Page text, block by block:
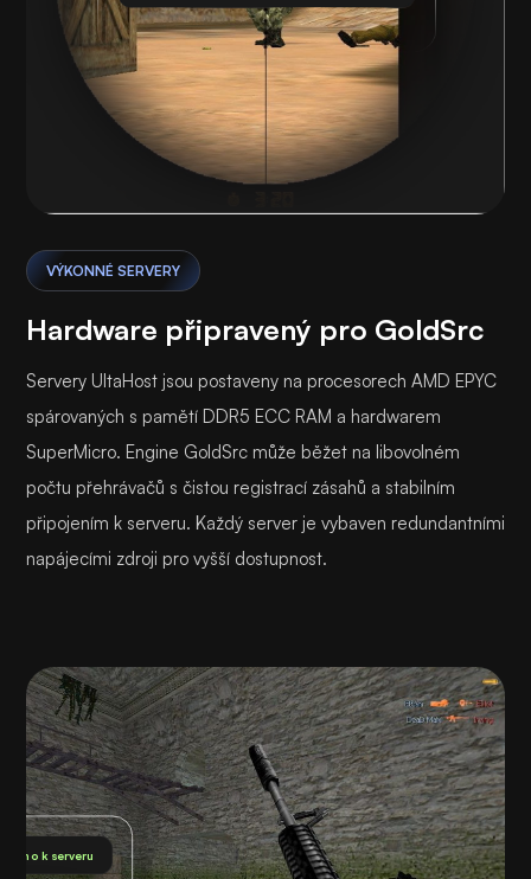
VÝKONNÉ SERVERY
Hardware připravený pro GoldSrc
Servery UltaHost jsou postaveny na procesorech AMD EPYC
spárovaných s pamětí DDR5 ECC RAM a hardwarem
SuperMicro. Engine GoldSrc může běžet na libovolném
počtu přehrávačů s čistou registrací zásahů a stabilním
připojením k serveru. Každý server je vybaven redundantními
napájecími zdroji pro vyšší dostupnost.
k serveru